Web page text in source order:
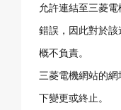
允許連結至三菱
錯誤，因此對於
概不負責。
三菱電機網站的
下變更或終止。